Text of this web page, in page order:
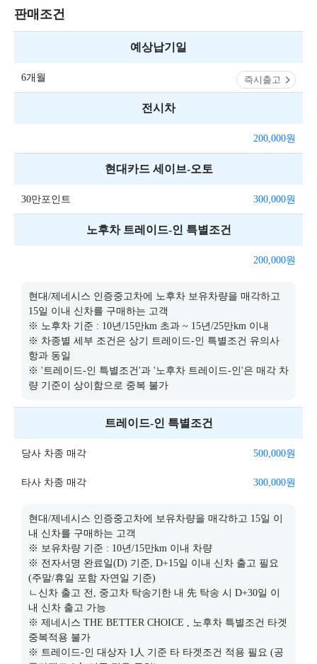
판매조건
즉시출고
예상납기일
6개월
전시차
200,000원
현대카드 세이브-오토
30만포인트 300,000원
노후차 트레이드-인 특별조건
200,000원
현대/제네시스 인증중고차에 노후차 보유차량을 매각하고
15일 이내 신차를 구매하는 고객
※ 노후차 기준 : 10년/15만km 초과 ~ 15년/25만km 이내
※ 차종별 세부 조건은 상기 트레이드-인 특별조건 유의사
항과 동일
※ '트레이드-인 특별조건'과 '노후차 트레이드-인'은 매각 차
량 기준이 상이함으로 중복 불가
트레이드-인 특별조건
당사 차종 매각 500,000원
타사 차종 매각 300,000원
현대/제네시스 인증중고차에 보유차량을 매각하고 15일 이
내 신차를 구매하는 고객
※ 보유차량 기준 : 10년/15만km 이내 차량
※ 전자서명 완료일(D) 기준, D+15일 이내 신차 출고 필요
(주말/휴일 포함 자연일 기준)
ㄴ신차 출고 전, 중고차 탁송기한 내 先 탁송 시 D+30일 이
내 신차 출고 가능
※ 제네시스 THE BETTER CHOICE , 노후차 특별조건 타겟
중복적용 불가
※ 트레이드-인 대상자 1人 기준 타 타겟조건 적용 필요 (공